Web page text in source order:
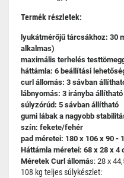
Termék részletek:
lyukátmérőjű tárcsákhoz: 30
alkalmas)
maximális terhelés
háttámla: 6 beállítási
curl állomás: 3 sávban
lábnyomás: 3 irányba állítható
súlyzórúd: 5 sávban állítható
gumi lábak a nagyobb
szín: fekete/fehér
pad méretei: 180 x 106 x 90 -
Háttámla méretei: 68 x 28 x 4
Méretek Curl állomás: 28 x
108 kg teljes súlykészlet: